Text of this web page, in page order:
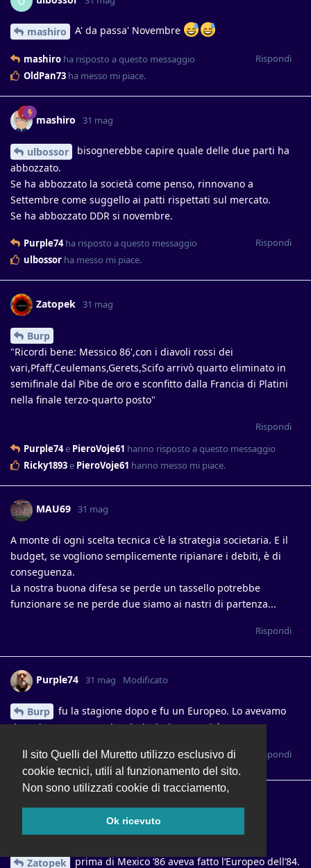
Il sito Quelli del Muretto utilizzo esclusivo di
cookie tecnici, utili al funzionamento del sito.
Non sono utilizzati cookie di tracciamento,
Ok ricevuto
mashiro A' da passa' Novembre
Rispondi
mashiro ha risposto a questo messaggio
OldPan73 ha messo mi piace.
mashiro 31 mag
ulbossor
bisognerebbe capire quale delle due parti ha
abbozzato.
Se ha abbozzato la società come penso, rinnovano a
Settembre come suggello ai patti rispettati sul mercato.
Se ha abbozzato DDR si novembre.
Rispondi
Purple74ha risposto a questo messaggio
ulbossor ha messo mi piace.
Zatopek 31 mag
Burp
"Ricordi bene: Messico 86',con i diavoli rossi dei
vari,Pfaff,Ceulemans,Gerets,Scifo arrivò quarto eliminato in
semifinale dal Pibe de oro e sconfitto dalla Francia di Platini
nella finale terzo-quarto posto"
Rispondi
Purple74e PieroVoje61 hanno risposto a questo messaggio
Ricky1893e PieroVoje61 hanno messo mi piace.
MAU69 31 mag
A monte di ogni scelta tecnica c'è la strategia societaria. E il
budget, se vogliono semplicemente ripianare i debiti, è di
conseguenza.
La nostra buona difesa se perde un tassello potrebbe
funzionare se ne perde due siamo ai nastri di partenza...
Rispondi
Purple74 31 mag Modificato
Burp
fu la stagione dopo e fu un Europeo. Lo avevamo
dato via come pacco, l’Anderlecht lo resuscitò.
Rispondi
mashiro
Zatopek prima di Mexico ‘86 aveva fatto l’Europeo dell’84.